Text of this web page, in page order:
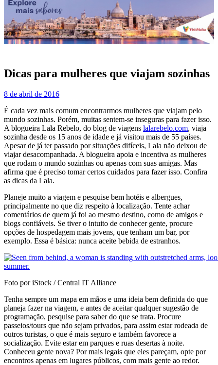
Dicas para mulheres que viajam sozinhas
8 de abril de 2016
É cada vez mais comum encontrarmos mulheres que viajam pelo
mundo sozinhas. Porém, muitas sentem-se inseguras para fazer isso.
A blogueira Lala Rebelo, do blog de viagens lalarebelo.com, viaja
sozinha desde os 15 anos de idade e já visitou mais de 55 países.
Apesar de já ter passado por situações difíceis, Lala não deixou de
viajar desacompanhada. A blogueira apoia e incentiva as mulheres
que rodam o mundo sozinhas ou apenas com suas amigas. Mas
afirma que é preciso tomar certos cuidados para fazer isso. Confira
as dicas da Lala.
Planeje muito a viagem e pesquise bem hotéis e albergues,
principalmente no que diz respeito à localização. Tente achar
comentários de quem já foi ao mesmo destino, como de amigos e
blogs confiáveis. Se tiver o intuito de conhecer gente, procure
opções de hospedagem mais jovens, que tenham um bar, por
exemplo. Essa é básica: nunca aceite bebida de estranhos.
Foto por iStock / Central IT Alliance
Tenha sempre um mapa em mãos e uma ideia bem definida do que
planeja fazer na viagem, e antes de aceitar qualquer sugestão de
programação, pesquise para saber do que se trata. Procure
passeios/tours que não sejam privados, para assim estar rodeada de
outros turistas, o que é mais seguro e também favorece a
socialização. Evite estar em parques e ruas desertas à noite.
Conheceu gente nova? Por mais legais que eles pareçam, opte por
encontros apenas em lugares públicos, com mais gente ao redor.